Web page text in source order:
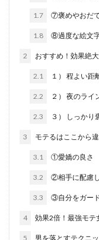
1.7 ⑦褒めやおだ
1.8 ⑧過度な絵文
2 おすすめ！効果絶
2.1 １） 程よい距
2.2 ２） 夜のライ
2.3 ３） しっかり
3 モテるはここから
3.1 ①愛嬌の良さ
3.2 ②相手に配慮
3.3 ③自分をガー
4 効果2倍！最強モテ
5 男を落とすテクニ